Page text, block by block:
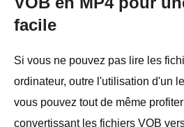
facile
Si vous ne pouvez pas lire les
ordinateur, outre l'utilisation d'un
vous pouvez tout de même
convertissant les fichiers VOB